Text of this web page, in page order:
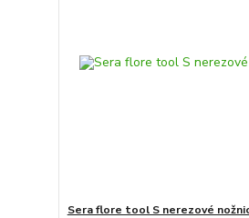
Sera flore tool S nerezové